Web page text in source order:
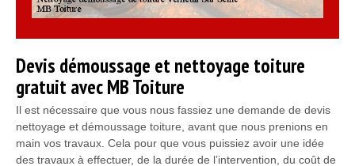
Devis démoussage et nettoyage toiture
gratuit avec MB Toiture
Il est nécessaire que vous nous fassiez une demande de devis
nettoyage et démoussage toiture, avant que nous prenions en
main vos travaux. Cela pour que vous puissiez avoir une idée
des travaux à effectuer, de la durée de l’intervention, du coût de